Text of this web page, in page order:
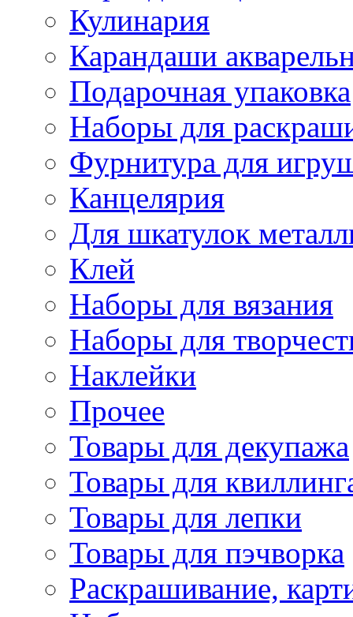
Кулинария
Карандаши
Подарочная упаковка
Наборы для
Фурнитура для
Канцелярия
Для шкатулок
Клей
Наборы для вязания
Наборы для
Наклейки
Прочее
Товары для декупажа
Товары для
Товары для лепки
Товары для пэчворка
Раскрашивание,